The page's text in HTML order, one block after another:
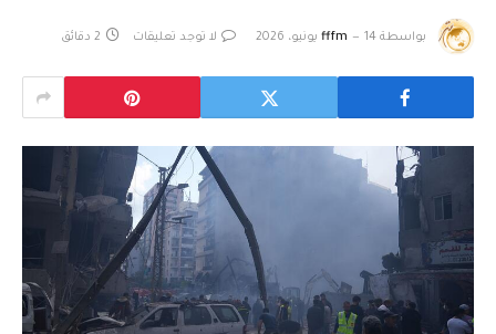
بواسطة fffm 14 يونيو، 2026 لا توجد تعليقات 2 دقائق